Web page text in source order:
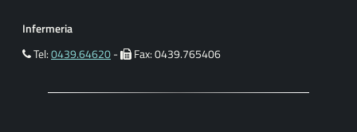
Infermeria
Tel:0439.64620- Fax: 0439.765406